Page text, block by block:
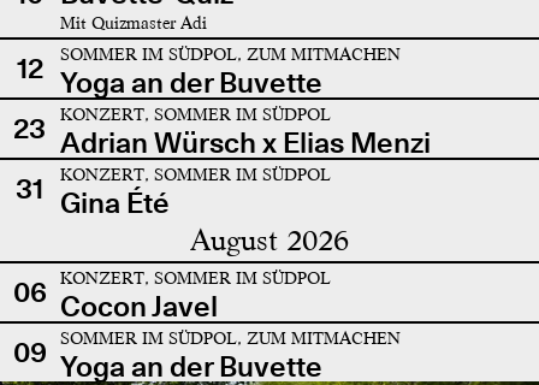
Mit Quizmaster Adi
12 SOMMER IM SÜDPOL, ZUM MITMACHEN
Yoga an der Buvette
23
KONZERT, SOMMER IM SÜDPOL
Adrian Würsch x Elias Menzi
31
KONZERT, SOMMER IM SÜDPOL
Gina Été
August 2026
06 KONZERT, SOMMER IM SÜDPOL
Cocon Javel
09
SOMMER IM SÜDPOL, ZUM MITMACHEN
Yoga an der Buvette